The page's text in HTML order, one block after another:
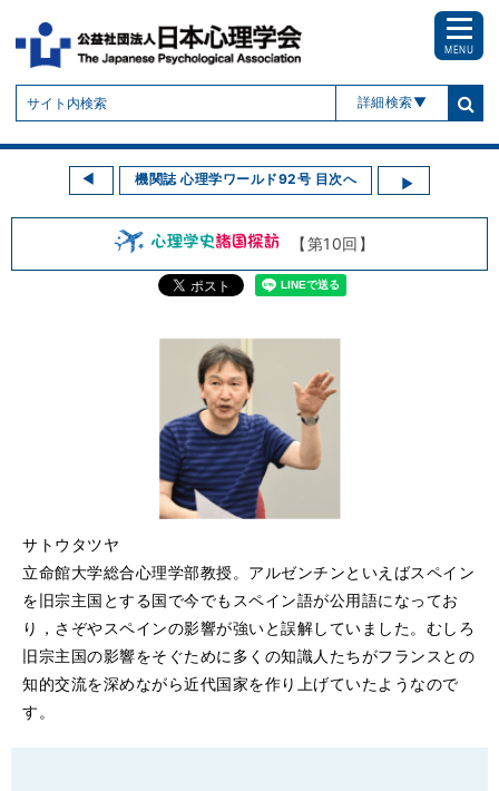
詳細検索
MENU
機関誌 心理学ワールド92号 目次へ
【第10回】
サトウタツヤ
立命館大学総合心理学部教授。アルゼンチンといえばスペイン
を旧宗主国とする国で今でもスペイン語が公用語になってお
り，さぞやスペインの影響が強いと誤解していました。むしろ
旧宗主国の影響をそぐために多くの知識人たちがフランスとの
知的交流を深めながら近代国家を作り上げていたようなので
す。